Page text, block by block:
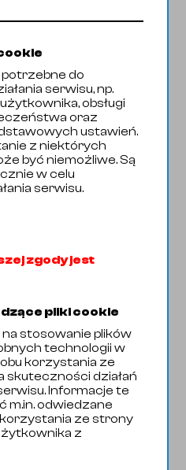
/ Kolana / Kolano
108090
040,0x2,0 1.4307 R60
potrzebne do
serwisu, np.
obsługi
oraz
ustawień.
z niektórych
być niemożliwe. Są
w celu
serwisu.
zgody jest
pliki cookie
stosowanie plików
technologii w
korzystania ze
skuteczności działań
Informacje te
m.in. odwiedzane
ze strony
z